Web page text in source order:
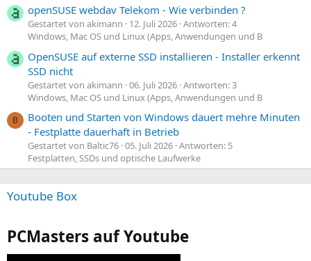
openSUSE webdav Telekom - Wie verbinden ?
Gestartet von akimann 12. Juli 2026 Antworten: 4
Windows, Mac OS und Linux (Apps, Anwendungen und B
OpenSUSE auf externe SSD installieren - Installer erkennt
SSD nicht
Gestartet von akimann 06. Juli 2026 Antworten: 3
Windows, Mac OS und Linux (Apps, Anwendungen und B
B
Booten und Starten von Windows dauert mehre Minuten
- Festplatte dauerhaft in Betrieb
Gestartet von Baltic76 05. Juli 2026 Antworten: 5
Festplatten, SSDs und optische Laufwerke
Youtube Box
PCMasters auf Youtube